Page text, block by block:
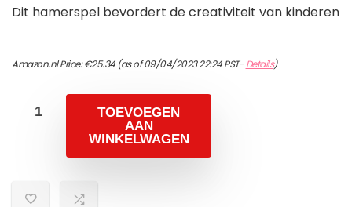
Dit hamerspel bevordert de creativiteit van kinderen
Amazon.nl Price:€25.34(as of 09/04/2023 22:24 PST-Details)
TOEVOEGEN
AAN
WINKELWAGEN